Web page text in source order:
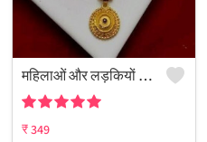
महिलाओं और लड़कियों के लिए पेंडेंट का सेट
₹349